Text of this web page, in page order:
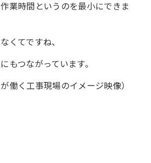
業時間というのを最小にできま
くてですね、
もつながっています。
働く工事現場のイメージ映像）